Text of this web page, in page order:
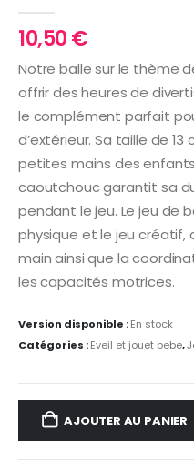
10,50€
Notre balle sur le thème
offrir des heures de
le complément parfait
d’extérieur. Sa taille de
petites mains des
caoutchouc garantit sa
pendant le jeu. Le jeu de
physique et le jeu
main ainsi que la
les capacités motrices.
Version disponible :En stock
Catégories :Eveil et jouet bebe,
AJOUTER AU PANIER